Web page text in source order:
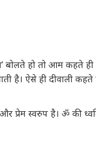
बोलते हो तो आम कहते ही
है। ऐसे ही दीवाली
प्रेम स्वरुप है। ॐ की